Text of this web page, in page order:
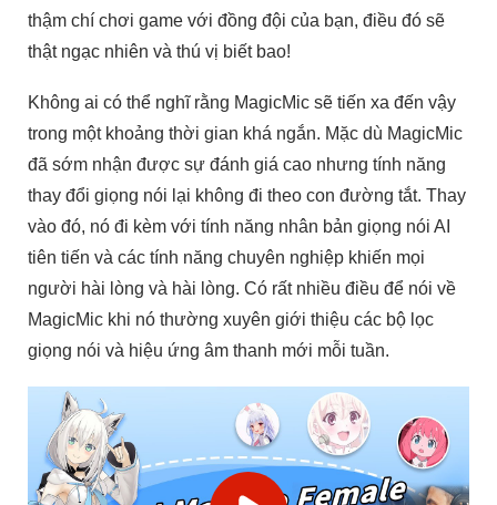
thậm chí chơi game với đồng đội của bạn, điều đó sẽ
thật ngạc nhiên và thú vị biết bao!
Không ai có thể nghĩ rằng MagicMic sẽ tiến xa đến vậy
trong một khoảng thời gian khá ngắn. Mặc dù MagicMic
đã sớm nhận được sự đánh giá cao nhưng tính năng
thay đổi giọng nói lại không đi theo con đường tắt. Thay
vào đó, nó đi kèm với tính năng nhân bản giọng nói AI
tiên tiến và các tính năng chuyên nghiệp khiến mọi
người hài lòng và hài lòng. Có rất nhiều điều để nói về
MagicMic khi nó thường xuyên giới thiệu các bộ lọc
giọng nói và hiệu ứng âm thanh mới mỗi tuần.